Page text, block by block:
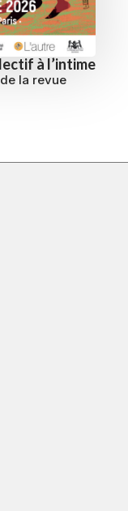
à l’intime
la revue